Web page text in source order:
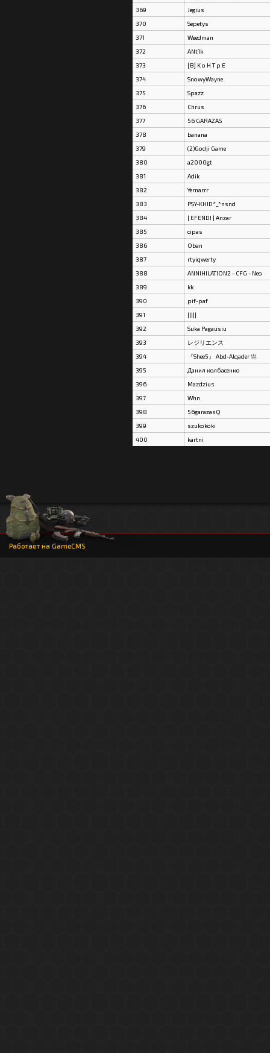
369
Jegius
370
Sepetys
371
Weedman
372
ANt1k
373
[B] K o H T p E
374
SnowyWayne
375
Spazz
376
Chrus
377
56 GARAZAS
378
banana
379
(2)Godji Game
380
a2000gt
381
Adik
382
Yernarrr
383
PSY-KHID*_*nsnd
384
| EFENDI | Anzar
385
cipas
386
Oban
387
rtyiqwerty
388
ANNIHILATION2 - CFG - Neo
389
kk
390
pif-paf
391
|||||
392
Suka Pagausiu
393
レジリエンス
394
『Shee5』 Abd-Alqader 亗
395
Данил колбасенко
396
Mazdzius
397
Whn
398
56garazasQ
399
szukokoki
400
kartni
Работает на GameCMS